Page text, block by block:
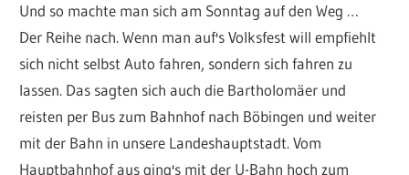
Und so machte man sich am Sonntag auf den Weg …
Der Reihe nach. Wenn man auf's Volksfest will empfiehlt
sich nicht selbst Auto fahren, sondern sich fahren zu
lassen. Das sagten sich auch die Bartholomäer und
reisten per Bus zum Bahnhof nach Böbingen und weiter
mit der Bahn in unsere Landeshauptstadt. Vom
Hauptbahnhof aus ging's mit der U-Bahn hoch zum